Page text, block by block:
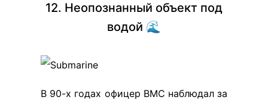
12. Неопознанный объект под
водой 🌊
В 90-х годах офицер ВМС наблюдал за